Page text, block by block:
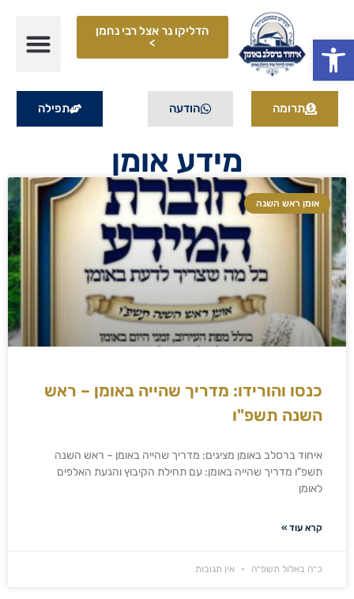
פתח סרגל נגישות
הדליקו נר אצל רבי נחמן
>
תרומה הודעה תפילה
מידע אומן
אומן ראש השנה
כנסו והורידו: מדריך שהייה באומן – ראש
השנה תשפ"ו
איחוד ברסלב באומן מציגים: מדריך שהייה באומן – ראש השנה
תשפ"ו מדריך שהייה באומן: עם תחילת הקיבוץ והגעת האלפים
לאומן
קרא עוד »
כ״ה באלול תשפ״ה אין תגובות